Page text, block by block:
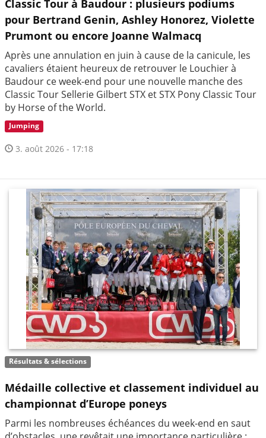
Classic Tour à Baudour : plusieurs podiums
pour Bertrand Genin, Ashley Honorez, Violette
Prumont ou encore Joanne Walmacq
Après une annulation en juin à cause de la canicule, les
cavaliers étaient heureux de retrouver le Louchier à
Baudour ce week-end pour une nouvelle manche des
Classic Tour Sellerie Gilbert STX et STX Pony Classic Tour
by Horse of the World.
Jumping
3. août 2026 - 17:18
Résultats & sélections
Médaille collective et classement individuel au
championnat d’Europe poneys
Parmi les nombreuses échéances du week-end en saut